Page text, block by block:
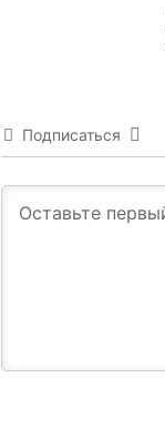
Подписаться